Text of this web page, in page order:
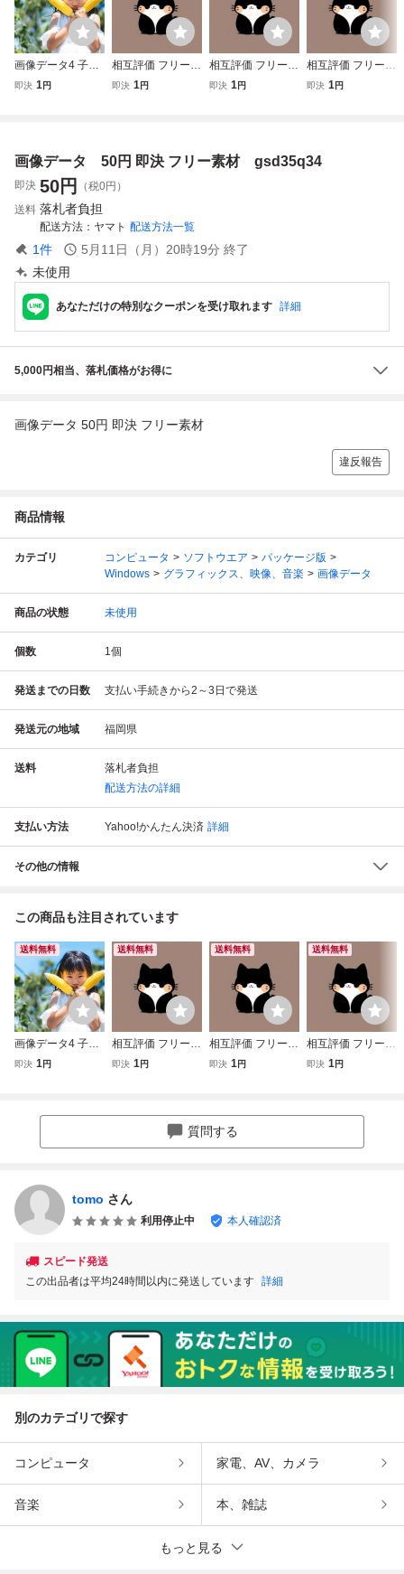
画像データ4 子ど
も 相互評価 1円 即
即決 1円
相互評価 フリー素
材画像データ フリ
即決 1円
相互評価 フリー素
材画像データ フリ
即決 1円
相互評価 フリー素
材画像データ フリ
即決 1円
画像データ 50円 即決 フリー素材 gsd35q34
即決 50円
（税0円）
送料 落札者負担
配送方法 ヤマト 配送方法一覧
1件 5月11日（月）20時19分 終了
未使用
あなただけの特別なクーポンを受け取れます 詳細
5,000円相当、落札価格がお得に
画像データ 50円 即決 フリー素材
違反報告
商品情報
カテゴリ コンピュータ ソフトウエア
パッケージ版
Windows
グラフィックス、映像、音楽 画像データ
商品の状態 未使用
個数 1個
発送までの日数 支払い手続きから2～3日で発送
発送元の地域 福岡県
送料
落札者負担
配送方法の詳細
支払い方法 Yahoo!かんたん決済 詳細
その他の情報
この商品も注目されています
送料無料
画像データ4 子ど
も 相互評価 1円 即
即決 1円
送料無料
相互評価 フリー素
材画像データ フリ
即決 1円
送料無料
相互評価 フリー素
材画像データ フリ
即決 1円
送料無料
相互評価 フリー素
材画像データ フリ
即決 1円
質問する
tomo さん
利用停止中 本人確認済
スピード発送
この出品者は平均24時間以内に発送しています 詳細
別のカテゴリで探す
コンピュータ 家電、AV、カメラ
音楽 本、雑誌
もっと見る